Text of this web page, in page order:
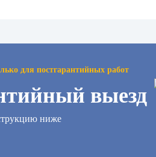
для постгарантийных работ
выезд
ниже